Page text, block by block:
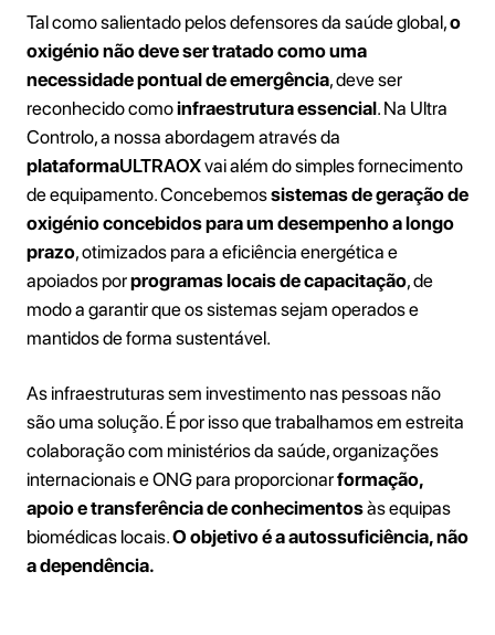
Tal como salientado pelos defensores da saúde global,o
oxigénio não deve ser tratado como uma
necessidade pontual de emergência, deve ser
reconhecido comoinfraestrutura essencial. Na Ultra
Controlo, a nossa abordagem através da
plataformaULTRAOXvai além do simples fornecimento
de equipamento. Concebemossistemas de geração de
oxigénio concebidos para um desempenho a longo
prazo, otimizados para a eficiência energética e
apoiados porprogramas locais de capacitação, de
modo a garantir que os sistemas sejam operados e
mantidos de forma sustentável.
As infraestruturas sem investimento nas pessoas não
são uma solução. É por isso que trabalhamos em estreita
colaboração com ministérios da saúde, organizações
internacionais e ONG para proporcionarformação,
apoio e transferência de conhecimentosàs equipas
biomédicas locais.O objetivo é a autossuficiência, não
a dependência.